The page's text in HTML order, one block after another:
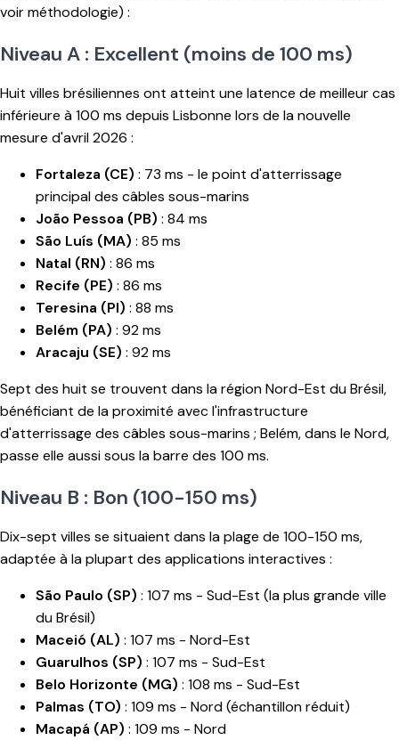
voir méthodologie) :
Niveau A : Excellent (moins de 100 ms)
Huit villes brésiliennes ont atteint une latence de meilleur cas
inférieure à 100 ms depuis Lisbonne lors de la nouvelle
mesure d'avril 2026 :
Fortaleza (CE) : 73 ms - le point d'atterrissage
principal des câbles sous-marins
João Pessoa (PB) : 84 ms
São Luís (MA) : 85 ms
Natal (RN) : 86 ms
Recife (PE) : 86 ms
Teresina (PI) : 88 ms
Belém (PA) : 92 ms
Aracaju (SE) : 92 ms
Sept des huit se trouvent dans la région Nord-Est du Brésil,
bénéficiant de la proximité avec l'infrastructure
d'atterrissage des câbles sous-marins ; Belém, dans le Nord,
passe elle aussi sous la barre des 100 ms.
Niveau B : Bon (100-150 ms)
Dix-sept villes se situaient dans la plage de 100-150 ms,
adaptée à la plupart des applications interactives :
São Paulo (SP) : 107 ms - Sud-Est (la plus grande ville
du Brésil)
Maceió (AL) : 107 ms - Nord-Est
Guarulhos (SP) : 107 ms - Sud-Est
Belo Horizonte (MG) : 108 ms - Sud-Est
Palmas (TO) : 109 ms - Nord (échantillon réduit)
Macapá (AP) : 109 ms - Nord